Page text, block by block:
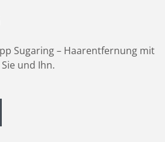
Sugaring – Haarentfernung mit
und Ihn.